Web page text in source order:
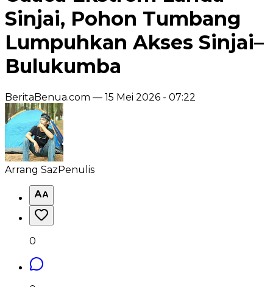
Sinjai, Pohon Tumbang
Lumpuhkan Akses Sinjai–
Bulukumba
BeritaBenua.com — 15 Mei 2026 - 07:22
Arrang SazPenulis
0